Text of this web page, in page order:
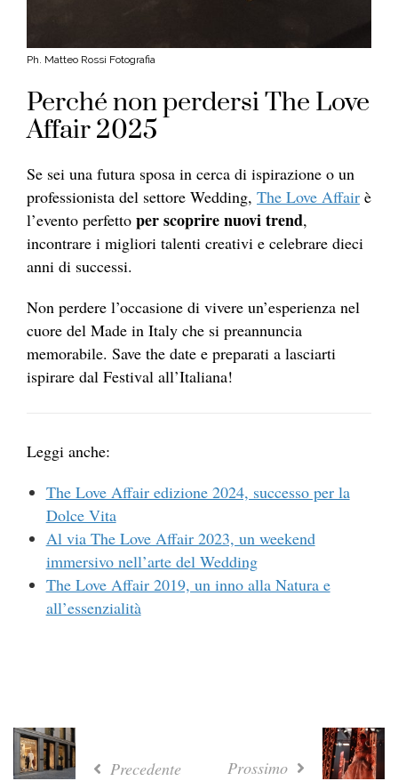
Ph. Matteo Rossi Fotografia
Perché non perdersi The Love
Affair 2025
Se sei una futura sposa in cerca di ispirazione o un
professionista del settore Wedding, The Love Affair è
l’evento perfetto per scoprire nuovi trend,
incontrare i migliori talenti creativi e celebrare dieci
anni di successi.
Non perdere l’occasione di vivere un’esperienza nel
cuore del Made in Italy che si preannuncia
memorabile. Save the date e preparati a lasciarti
ispirare dal Festival all’Italiana!
Leggi anche:
The Love Affair edizione 2024, successo per la
Dolce Vita
Al via The Love Affair 2023, un weekend
immersivo nell’arte del Wedding
The Love Affair 2019, un inno alla Natura e
all’essenzialità
Precedente Prossimo